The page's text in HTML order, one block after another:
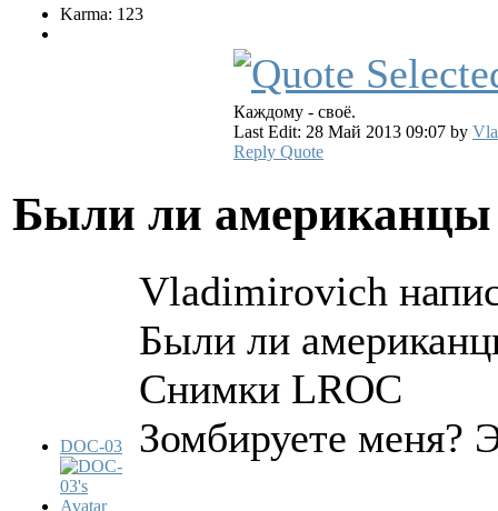
Karma: 123
Каждому - своё.
Last Edit: 28 Май 2013 09:07 by
Reply Quote
Были ли
DOC-03
Vladimirovich
Были ли
Снимки LROC
Зомбируете меня?